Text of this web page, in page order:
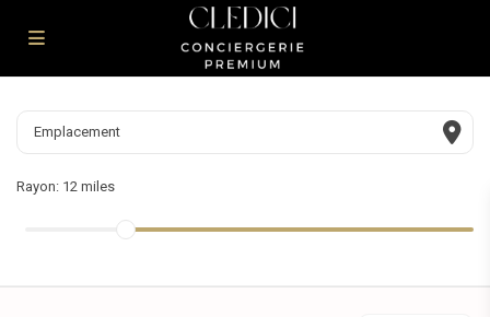
Rayon: 12 miles